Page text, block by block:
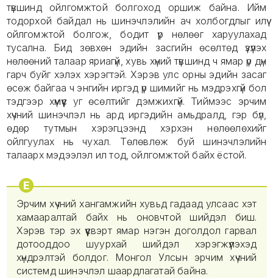
түвшинд ойлгомжтой болгоход оршиж байна. Ийм
тодорхой байдал нь шинэчлэлийн ач холбогдлыг илүү
ойлгомжтой болгож, бодит үр нөлөөг харуулахад
тусална. Бид зөвхөн эдийн засгийн өсөлтөд үзүүлэх
нөлөөний талаар яриагүй, хувь хүний түвшинд ч ямар үр дүн
гарч буйг хэлэх хэрэгтэй. Хэрэв улс орны эдийн засаг
өсөж байгаа ч энгийн иргэд үр шимийг нь мэдрэхгүй бол
тэдгээр хүмүүс уг өсөлтийг дэмжихгүй. Тиймээс эрчим
хүчний шинэчлэл нь ард иргэдийн амьдралд, гэр бүл,
өдөр тутмын хэрэгцээнд хэрхэн нөлөөлөхийг
ойлгуулах нь чухал. Төлөвлөж буй шинэчлэлийн
талаарх мэдээлэл ил тод, ойлгомжтой байх ёстой.
Эрчим хүчний хангамжийн хувьд гадаад улсаас хэт
хамааралтай байх нь оновчтой шийдэл биш.
Хэрэв тэр эх үүсвэрт ямар нэгэн доголдол гарвал
дотооддоо шуурхай шийдэл хэрэгжүүлэхэд
хүндрэлтэй болдог. Монгол Улсын эрчим хүчний
системд шинэчлэл шаардлагатай байна.